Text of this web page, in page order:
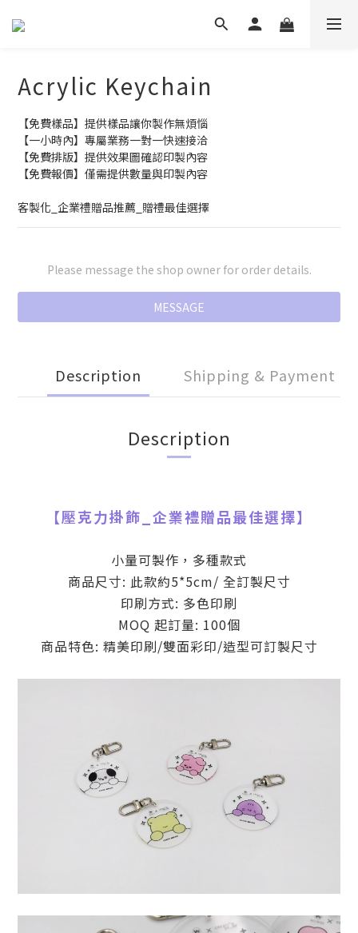
Acrylic Keychain
【免費樣品】提供樣品讓你製作無煩惱
【一小時內】專屬業務一對一快速接洽
【免費排版】提供效果圖確認印製內容
【免費報價】僅需提供數量與印製內容
客製化_企業禮贈品推薦_贈禮最佳選擇
Please message the shop owner for order details.
MESSAGE
Description Shipping & Payment
Description
【壓克力掛飾 企業禮贈品最佳選擇】
小量可製作，多種款式
商品尺寸: 此款約5*5cm/ 全訂製尺寸
印刷方式: 多色印刷
MOQ 起訂量: 100個
商品特色: 精美印刷/雙面彩印/造型可訂製尺寸